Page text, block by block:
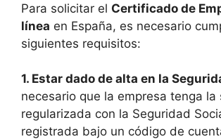
Para solicitar el Certificado de
línea en España, es necesario
siguientes requisitos:
1. Estar dado de alta en la
necesario que la empresa tenga la
regularizada con la Seguridad
registrada bajo un código de